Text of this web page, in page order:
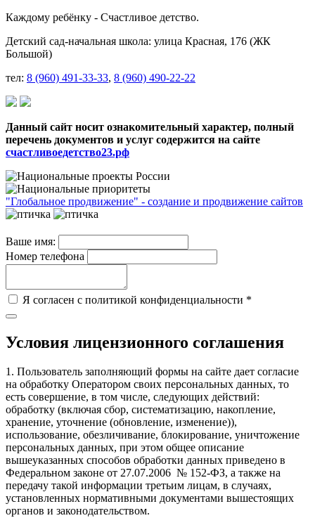
Каждому ребёнку - Счастливое детство.
Детский сад-начальная школа: улица Красная, 176 (ЖК
Большой)
тел: 8 (960) 491-33-33, 8 (960) 490-22-22
Данный сайт носит ознакомительный характер, полный
перечень документов и услуг содержится на сайте
счастливоедетство23.рф
"Глобальное продвижение" - создание и продвижение сайтов
Ваше имя:
Номер телефона
Я согласен с политикой конфиденциальности *
Условия лицензионного соглашения
1. Пользователь заполняющий формы на сайте дает согласие
на обработку Оператором своих персональных данных, то
есть совершение, в том числе, следующих действий:
обработку (включая сбор, систематизацию, накопление,
хранение, уточнение (обновление, изменение)),
использование, обезличивание, блокирование, уничтожение
персональных данных, при этом общее описание
вышеуказанных способов обработки данных приведено в
Федеральном законе от 27.07.2006 № 152-ФЗ, а также на
передачу такой информации третьим лицам, в случаях,
установленных нормативными документами вышестоящих
органов и законодательством.